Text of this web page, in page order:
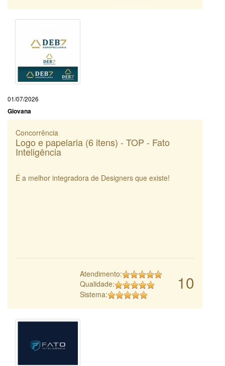
01/07/2026
Giovana
Concorrência
Logo e papelaria (6 itens) - TOP - Fato
Inteligência
É a melhor integradora de Designers que existe!
10
Atendimento:
Qualidade:
Sistema: